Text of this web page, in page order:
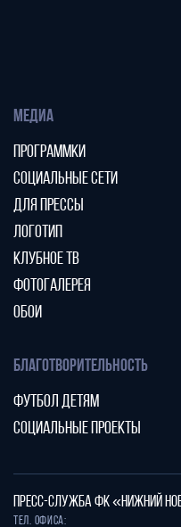
МЕДИА
ПРОГРАММКИ
СОЦИАЛЬНЫЕ СЕТИ
ДЛЯ ПРЕССЫ
ЛОГОТИП
КЛУБНОЕ ТВ
ФОТОГАЛЕРЕЯ
ОБОИ
БЛАГОТВОРИТЕЛЬНОСТЬ
ФУТБОЛ ДЕТЯМ
СОЦИАЛЬНЫЕ ПРОЕКТЫ
ПРЕСС-СЛУЖБА ФК «НИЖНИЙ
Тел. офиса: